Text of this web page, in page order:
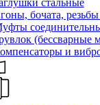
стальные
бочата,
(бессварные
и